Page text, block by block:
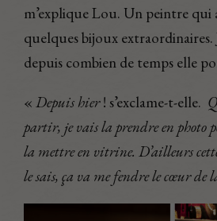
m’explique Lou. Un peintre qui
quelques bijoux extraordinaires.
depuis combien de temps elle
« Depuis hier! s’exclame-t-elle.
partir, je vais la prendre en photo
la mettre en vitrine. D’ailleurs
le sais, ça va me fendre le cœur de